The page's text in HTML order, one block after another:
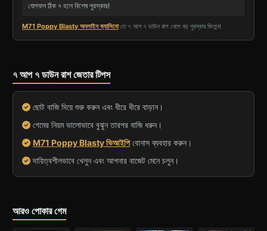
যোগফল ঠিক ৭ হলে বিশেষ পুরস্কার!
M71 Poppy Blasty অনলাইন ক্যাসিনোতে ৭ আপ ৭ ডাউন রাশ খেলে বড় পুরস্কার জিতুন!
৭ আপ ৭ ডাউন রাশ জেতার টিপস
ছোট বাজি দিয়ে শুরু করুন এবং ধীরে ধীরে বাড়ান।
গেমের নিয়ম ভালোভাবে বুঝুন তারপর বাজি ধরুন।
M71 Poppy Blasty ভিআইপিবোনাস ব্যবহার করুন।
দায়িত্বশীলভাবে খেলুন এবং আপনার বাজেট মেনে চলুন।
আরও পোকার গেম